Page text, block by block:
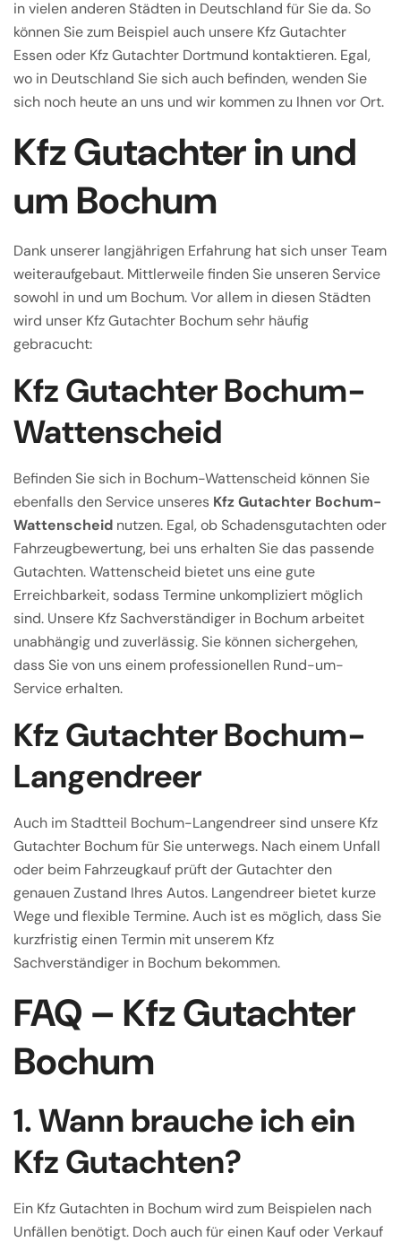
in vielen anderen Städten in Deutschland für Sie da. So
können Sie zum Beispiel auch unsere Kfz Gutachter
Essen oder Kfz Gutachter Dortmund kontaktieren. Egal,
wo in Deutschland Sie sich auch befinden, wenden Sie
sich noch heute an uns und wir kommen zu Ihnen vor Ort.
Kfz Gutachter in und
um Bochum
Dank unserer langjährigen Erfahrung hat sich unser Team
weiteraufgebaut. Mittlerweile finden Sie unseren Service
sowohl in und um Bochum. Vor allem in diesen Städten
wird unser Kfz Gutachter Bochum sehr häufig
gebracucht:
Kfz Gutachter Bochum-
Wattenscheid
Befinden Sie sich in Bochum-Wattenscheid können Sie
ebenfalls den Service unseres Kfz Gutachter Bochum-
Wattenscheid nutzen. Egal, ob Schadensgutachten oder
Fahrzeugbewertung, bei uns erhalten Sie das passende
Gutachten. Wattenscheid bietet uns eine gute
Erreichbarkeit, sodass Termine unkompliziert möglich
sind. Unsere Kfz Sachverständiger in Bochum arbeitet
unabhängig und zuverlässig. Sie können sichergehen,
dass Sie von uns einem professionellen Rund-um-
Service erhalten.
Kfz Gutachter Bochum-
Langendreer
Auch im Stadtteil Bochum-Langendreer sind unsere Kfz
Gutachter Bochum für Sie unterwegs. Nach einem Unfall
oder beim Fahrzeugkauf prüft der Gutachter den
genauen Zustand Ihres Autos. Langendreer bietet kurze
Wege und flexible Termine. Auch ist es möglich, dass Sie
kurzfristig einen Termin mit unserem Kfz
Sachverständiger in Bochum bekommen.
FAQ – Kfz Gutachter
Bochum
1. Wann brauche ich ein
Kfz Gutachten?
Ein Kfz Gutachten in Bochum wird zum Beispielen nach
Unfällen benötigt. Doch auch für einen Kauf oder Verkauf